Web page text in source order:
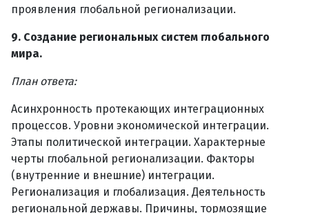
проявления глобальной регионализации.
9. Создание региональных систем глобального
мира.
План ответа:
Асинхронность протекающих интеграционных
процессов. Уровни экономической интеграции.
Этапы политической интеграции. Характерные
черты глобальной регионализации. Факторы
(внутренние и внешние) интеграции.
Регионализация и глобализация. Деятельность
региональной державы. Причины, тормозящие